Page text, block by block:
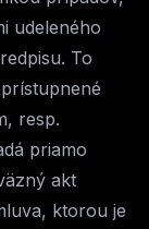
udeleného
To
resp.
priamo
akt
ktorou je